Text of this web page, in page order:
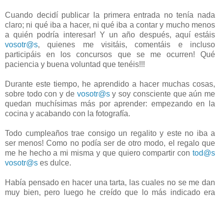
Cuando decidí publicar la primera entrada no tenía nada
claro; ni qué iba a hacer, ni qué iba a contar y mucho menos
a quién podría interesar! Y un año después, aquí estáis
vosotr@s, quienes me visitáis, comentáis e incluso
participáis en los concursos que se me ocurren! Qué
paciencia y buena voluntad que tenéis!!!
Durante este tiempo, he aprendido a hacer muchas cosas,
sobre todo con y de vosotr@sy soy consciente que aún me
quedan muchísimas más por aprender: empezando en la
cocina y acabando con la fotografía.
Todo cumpleaños trae consigo un regalito y este no iba a
ser menos! Como no podía ser de otro modo, el regalo que
me he hecho a mi misma y que quiero compartir con tod@s
vosotr@s es dulce.
Había pensado en hacer una tarta, las cuales no se me dan
muy bien, pero luego he creído que lo más indicado era